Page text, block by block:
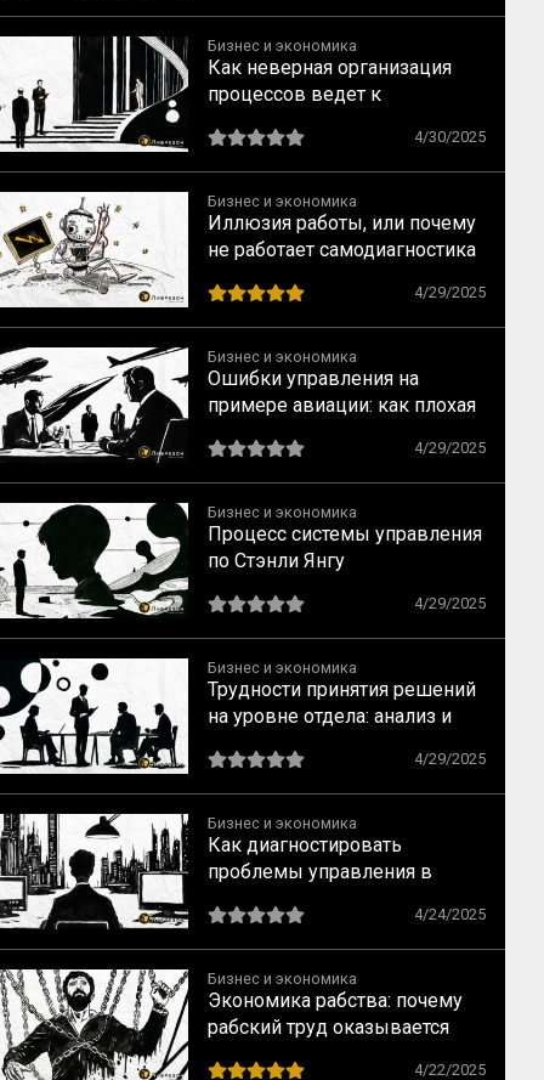
Бизнес и экономика
Как неверная организация
процессов ведет к
4/30/2025
Бизнес и экономика
Иллюзия работы, или почему
не работает самодиагностика
Часть 2
4/29/2025
Бизнес и экономика
Ошибки управления на
примере авиации: как плохая
эффективность работы
отдела
4/29/2025
Бизнес и экономика
Процесс системы управления
по Стэнли Янгу
4/29/2025
Бизнес и экономика
Трудности принятия решений
на уровне отдела: анализ и
4/29/2025
Бизнес и экономика
Как диагностировать
проблемы управления в
4/24/2025
Бизнес и экономика
Экономика рабства: почему
рабский труд оказывается
4/22/2025